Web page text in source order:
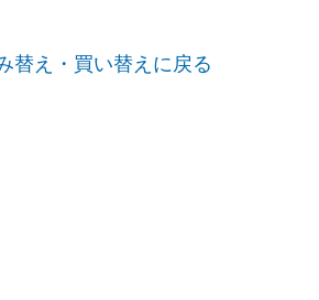
替え・買い替えに戻る